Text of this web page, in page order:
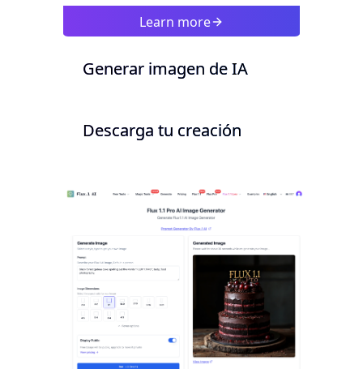
Learn more
Generar imagen de IA
Descarga tu creación